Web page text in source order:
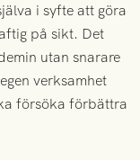
i syfte att göra
på sikt. Det
utan snarare
verksamhet
försöka förbättra